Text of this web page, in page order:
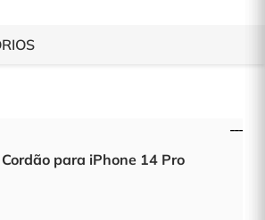
para iPhone 14 Pro